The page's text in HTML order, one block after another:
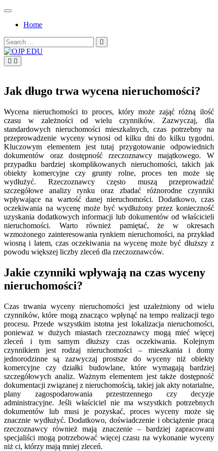
Skip
contentHome
Search
for:
Jak długo trwa wycena nieruchomości?
Wycena nieruchomości to proces, który może zająć różną ilość
czasu w zależności od wielu czynników. Zazwyczaj, dla
standardowych nieruchomości mieszkalnych, czas potrzebny na
przeprowadzenie wyceny wynosi od kilku dni do kilku tygodni.
Kluczowym elementem jest tutaj przygotowanie odpowiednich
dokumentów oraz dostępność rzeczoznawcy majątkowego. W
przypadku bardziej skomplikowanych nieruchomości, takich jak
obiekty komercyjne czy grunty rolne, proces ten może się
wydłużyć. Rzeczoznawcy często muszą przeprowadzić
szczegółowe analizy rynku oraz zbadać różnorodne czynniki
wpływające na wartość danej nieruchomości. Dodatkowo, czas
oczekiwania na wycenę może być wydłużony przez konieczność
uzyskania dodatkowych informacji lub dokumentów od właścicieli
nieruchomości. Warto również pamiętać, że w okresach
wzmożonego zainteresowania rynkiem nieruchomości, na przykład
wiosną i latem, czas oczekiwania na wycenę może być dłuższy z
powodu większej liczby zleceń dla rzeczoznawców.
Jakie czynniki wpływają na czas wyceny
nieruchomości?
Czas trwania wyceny nieruchomości jest uzależniony od wielu
czynników, które mogą znacząco wpłynąć na tempo realizacji tego
procesu. Przede wszystkim istotna jest lokalizacja nieruchomości,
ponieważ w dużych miastach rzeczoznawcy mogą mieć więcej
zleceń i tym samym dłuższy czas oczekiwania. Kolejnym
czynnikiem jest rodzaj nieruchomości – mieszkania i domy
jednorodzinne są zazwyczaj prostsze do wyceny niż obiekty
komercyjne czy działki budowlane, które wymagają bardziej
szczegółowych analiz. Ważnym elementem jest także dostępność
dokumentacji związanej z nieruchomością, takiej jak akty notarialne,
plany zagospodarowania przestrzennego czy decyzje
administracyjne. Jeśli właściciel nie ma wszystkich potrzebnych
dokumentów lub musi je pozyskać, proces wyceny może się
znacznie wydłużyć. Dodatkowo, doświadczenie i obciążenie pracą
rzeczoznawcy również mają znaczenie – bardziej zapracowani
specjaliści mogą potrzebować więcej czasu na wykonanie wyceny
niż ci, którzy mają mniej zleceń.